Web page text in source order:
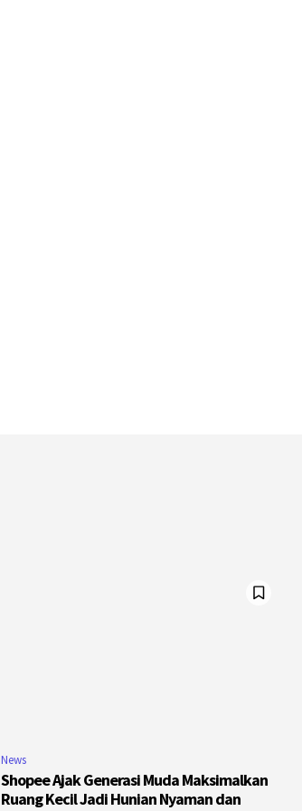
News
Shopee Ajak Generasi Muda Maksimalkan
Ruang Kecil Jadi Hunian Nyaman dan